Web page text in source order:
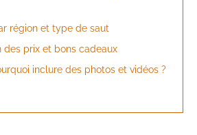
région et type de saut
des prix et bons cadeaux
inclure des photos et vidéos ?